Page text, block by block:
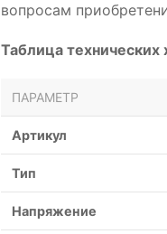
вопросам
Таблица
ПАРАМЕТР
Артикул
Тип
Напряжение